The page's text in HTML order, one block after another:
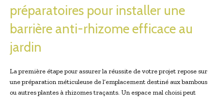
préparatoires pour installer une
barrière anti-rhizome efficace au
jardin
La première étape pour assurer la réussite de votre projet repose sur
une préparation méticuleuse de l’emplacement destiné aux bambous
ou autres plantes à rhizomes traçants. Un espace mal choisi peut